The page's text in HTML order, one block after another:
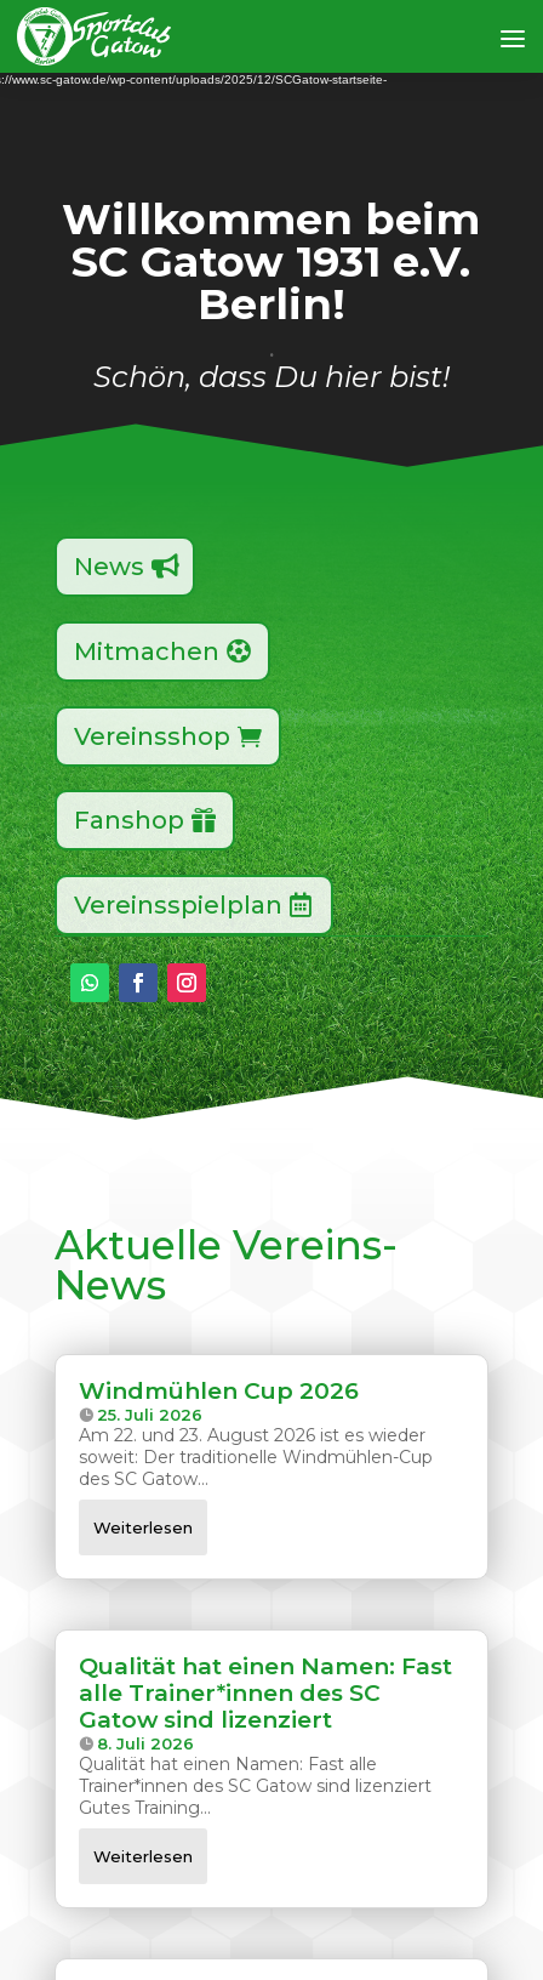
Video-
Player
supported or source(s) not found
www.sc-gatow.de/wp-content/uploads/2025/12/SCGatow-startseite-
Willkommen beim
SC Gatow 1931 e.V.
Berlin!
.
Schön, dass Du hier bist!
News
Mitmachen
Vereinsshop
Fanshop
Vereinsspielplan
Aktuelle Vereins-
News
Windmühlen Cup 2026
25. Juli 2026
Am 22. und 23. August 2026 ist es wieder
soweit: Der traditionelle Windmühlen-Cup
des SC Gatow...
Weiterlesen
Qualität hat einen Namen: Fast
alle Trainer*innen des SC
Gatow sind lizenziert
8. Juli 2026
Qualität hat einen Namen: Fast alle
Trainer*innen des SC Gatow sind lizenziert
Gutes Training...
Weiterlesen